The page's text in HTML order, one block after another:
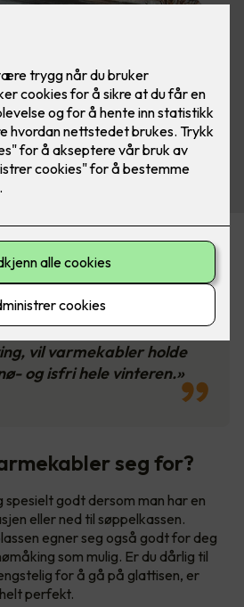
kan legges under asfalt
Hvis du har en
med en bratt bakke
vil varmekabler holde
og isfri hele vinteren.»
seg for?
godt dersom man har en
eller ned til søppelkassen.
egner seg også godt for deg
som mulig. Er du dårlig til
for å gå på glattisen, er
perfekt.